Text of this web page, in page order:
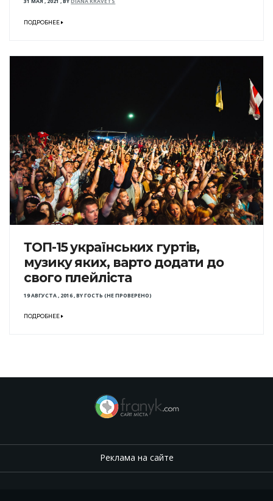
31 МАЯ , 2021 ,BYDIANA KRAVETS
ПОДРОБНЕЕ
ТОП-15 українських гуртів,
музику яких, варто додати до
свого плейліста
19 АВГУСТА , 2016,BYГОСТЬ (НЕ ПРОВЕРЕНО)
ПОДРОБНЕЕ
Реклама на сайте